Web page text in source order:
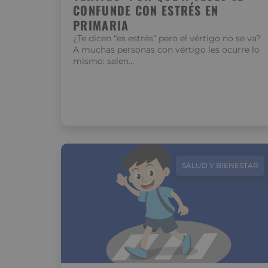
CONFUNDE CON ESTRÉS EN
PRIMARIA
¿Te dicen “es estrés” pero el vértigo no se va?
A muchas personas con vértigo les ocurre lo
mismo: salen…
SALUD Y BIENESTAR